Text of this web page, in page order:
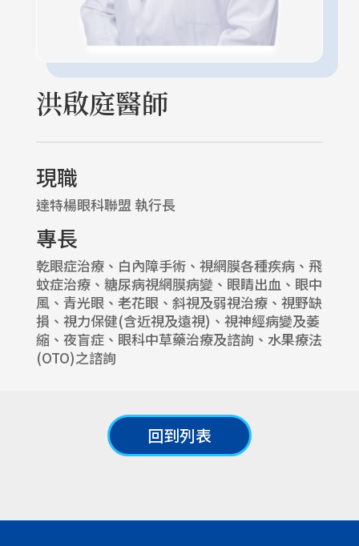
洪啟庭醫師
現職
達特楊眼科聯盟 執行長
專長
乾眼症治療、白內障手術、視網膜各種疾病、飛
蚊症治療、糖尿病視網膜病變、眼睛出血、眼中
風、青光眼、老花眼、斜視及弱視治療、視野缺
損、視力保健(含近視及遠視)、視神經病變及萎
縮、夜盲症、眼科中草藥治療及諮詢、水果療法
(OTO)之諮詢
回到列表